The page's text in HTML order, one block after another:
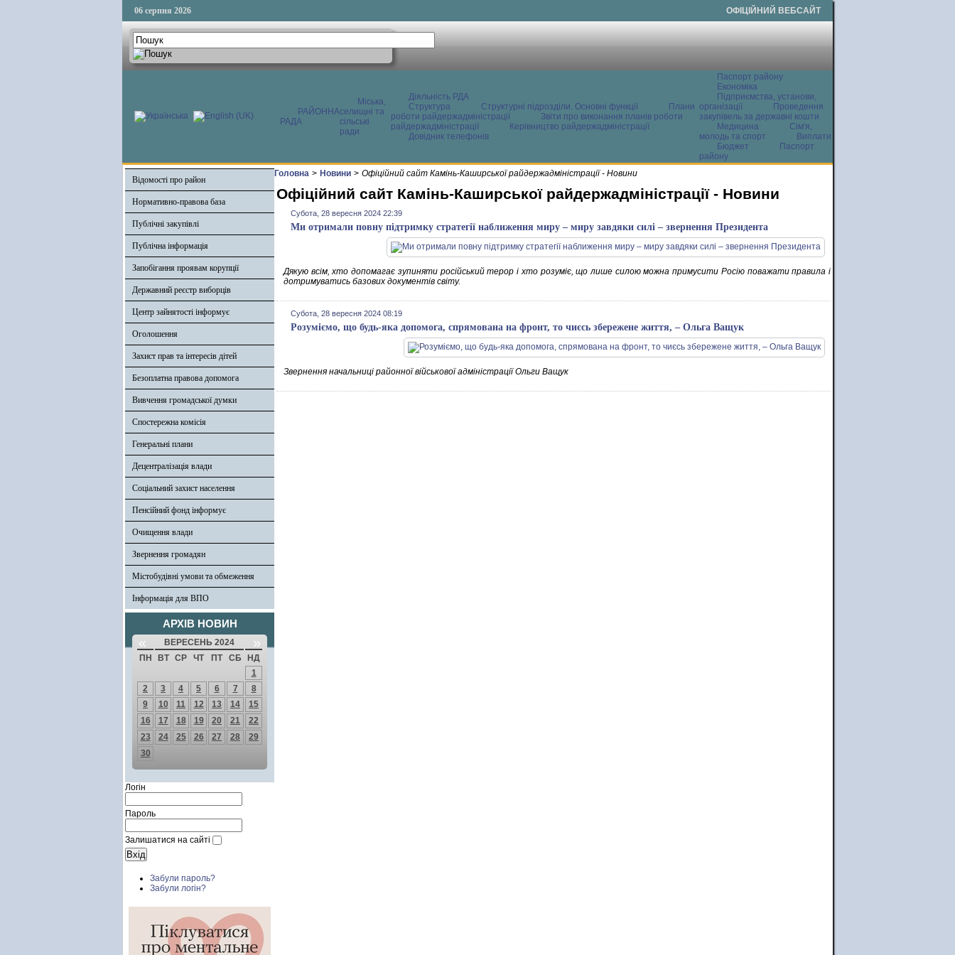
06 серпня 2026 ОФІЦІЙНИЙ ВЕБСАЙТ
РАЙОННА
РАДА
Міська,
селищні та
сільські
ради
Діяльність РДА
Структура
Структурні підрозділи. Основні функції
Плани
роботи райдержадміністрації
Звіти про виконання планів роботи
райдержадміністрації
Керівництво райдержадміністрації
Довідник телефонів
Паспорт району
Економіка
Підприємства, установи,
організації
Проведення
закупівель за державні кошти
Медицина
Сім'я,
молодь та спорт
Виплати
Бюджет
Паспорт
району
Відомості про район
Нормативно-правова база
Публічні закупівлі
Публічна інформація
Запобігання проявам корупції
Державний реєстр виборців
Центр зайнятості інформує
Оголошення
Захист прав та інтересів дітей
Безоплатна правова допомога
Вивчення громадської думки
Спостережна комісія
Генеральні плани
Децентралізація влади
Соціальний захист населення
Пенсійний фонд інформує
Очищення влади
Звернення громадян
Містобудівні умови та обмеження
Інформація для ВПО
АРХІВ НОВИН
« ВЕРЕСЕНЬ 2024 »
ПН ВТ СР ЧТ ПТ СБ
НД
1
2
3 4 5 6 7
8
9
10 11 12 13 14
15
16
17 18 19 20 21
22
23
24 25 26 27 28
29
30
Логін
Пароль
Залишатися на сайті
Забули пароль?
Забули логін?
Головна > Новини > Офіційний сайт Камінь-Каширської райдержадміністрації - Новини
Офіційний сайт Камінь-Каширської райдержадміністрації - Новини
Субота, 28 вересня 2024 22:39
Ми отримали повну підтримку стратегії наближення миру – миру завдяки силі – звернення Президента
Дякую всім, хто допомагає зупиняти російський терор і хто розуміє, що лише силою можна примусити Росію поважати правила і
дотримуватись базових документів світу.
Субота, 28 вересня 2024 08:19
Розуміємо, що будь-яка допомога, спрямована на фронт, то чиєсь збережене життя, – Ольга Ващук
Звернення начальниці районної військової адміністрації Ольги Ващук